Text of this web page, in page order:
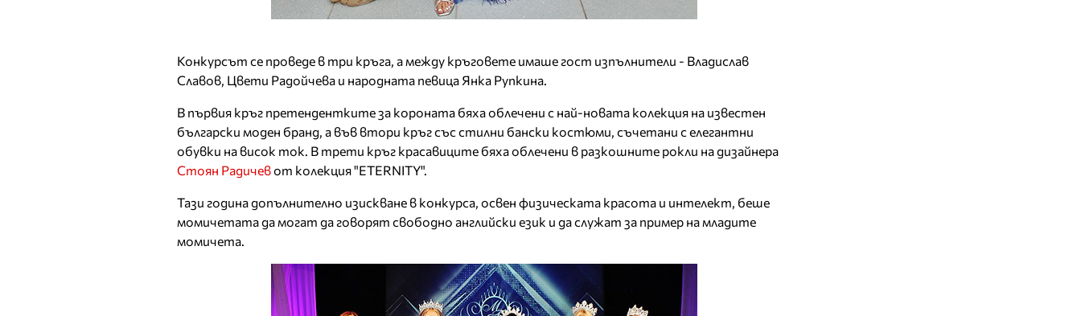
Конкурсът се проведе в три кръга, а между кръговете имаше гост изпълнители - Владислав
Славов, Цвети Радойчева и народната певица Янка Рупкина.
В първия кръг претендентките за короната бяха облечени с най-новата колекция на известен
български моден бранд, а във втори кръг със стилни бански костюми, съчетани с елегантни
обувки на висок ток. В трети кръг красавиците бяха облечени в разкошните рокли на дизайнера
Стоян Радичевот колекция "ETERNITY".
Тази година допълнително изискване в конкурса, освен физическата красота и интелект, беше
момичетата да могат да говорят свободно английски език и да служат за пример на младите
момичета.